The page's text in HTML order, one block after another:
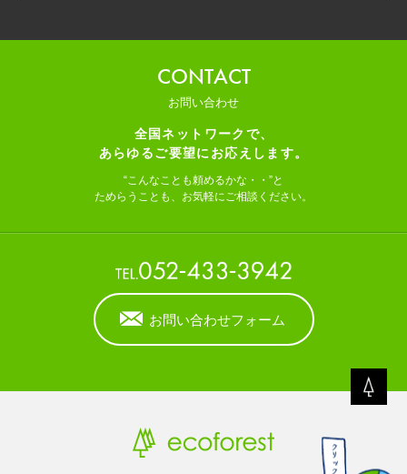
CONTACT
お問い合わせ
全国ネットワークで、
あらゆるご要望にお応えします。
“こんなことも頼めるかな・・”と
ためらうことも、お気軽にご相談ください。
お問い合わせフォーム